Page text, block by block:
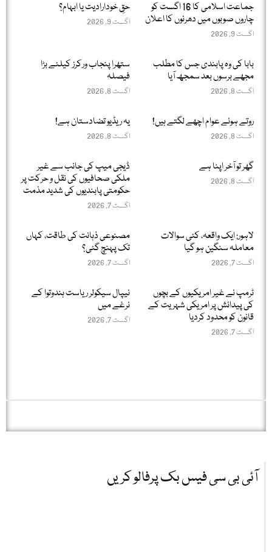
جماعت اسلامی کا 16 اگست کو
چاروں صوبوں میں دھرنوں کا اعلان
اگست 9, 2026
حقِ خودارادیت یا ابہام؟
اگست 9, 2026
بابا کی وہ پابندی جس کا مطلب
مجھے برسوں بعد سمجھ آیا
اگست 8, 2026
ستھرا پنجاب ورکرز کیلئے بڑا
فیصلہ
اگست 8, 2026
روتے ہوئے عوام اچھے لگتے ہیں!
اگست 8, 2026
یہ ریڈیو تضادستان ہے!
اگست 8, 2026
گھر تو آخر اپنا ہے
اگست 8, 2026
ڈیجی میپ کی جانب سے غیر
ملکی صحافیوں کی نقل و حرکت پر
حکومتی پابندیوں کی شدید مذمت
اگست 7, 2026
لاہور: ایک واقعہ، کئی سوالات
معاملہ سنگین ہو گیا
اگست 7, 2026
مصنوعی ذہانت کی طاقت، کہاں
تک پہنچ گئی؟
اگست 7, 2026
ٹرمپ نے غیر امریکیوں کے بچوں
کی پیدائش پر امریکی شہریت کے
قانون کو محدود کردیا
اگست 7, 2026
نیپال سیکولر ریاست ہندوتوا کے
نرغے میں
اگست 7, 2026
آئی بی سی فیس بک پرفالو کریں